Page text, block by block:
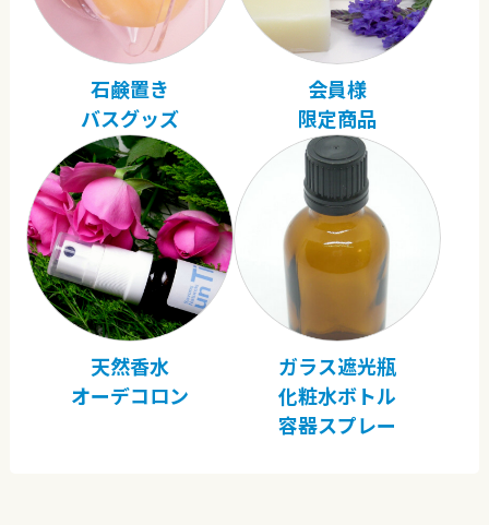
石鹸置き
バスグッズ
会員様
限定商品
天然香水
オーデコロン
ガラス遮光瓶
化粧水ボトル
容器スプレー